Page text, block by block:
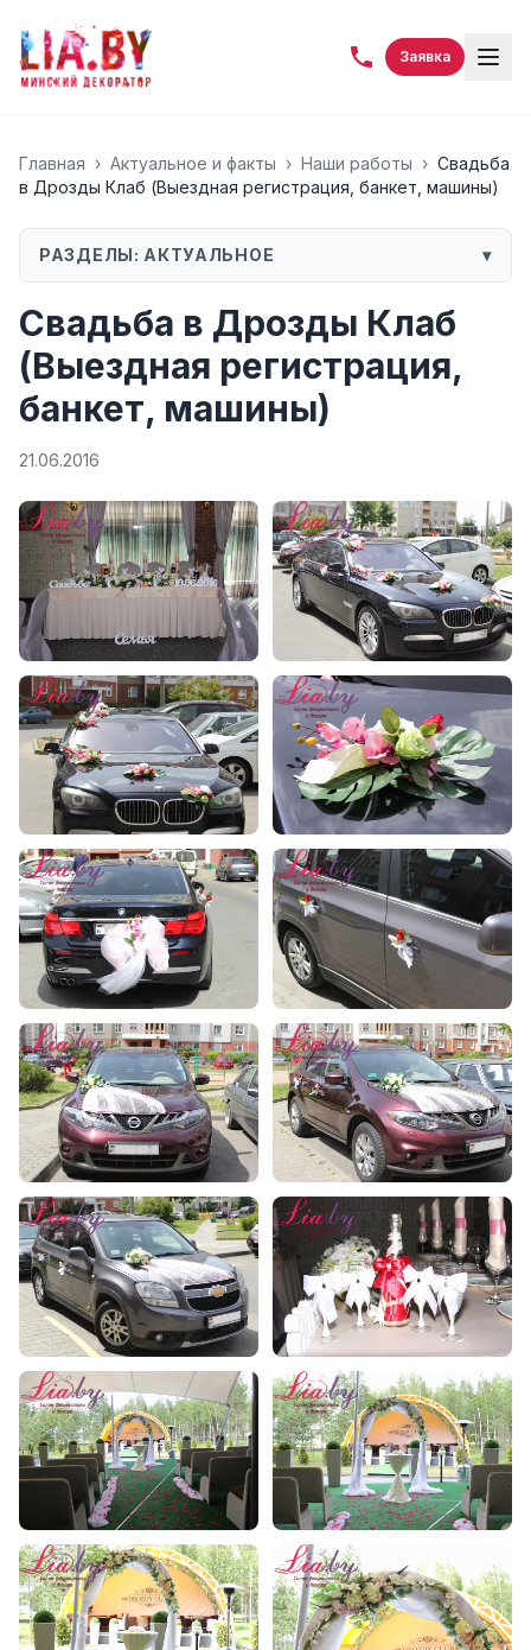
Заявка
Главная › Актуальное и факты › Наши работы › Свадьба
в Дрозды Клаб (Выездная регистрация, банкет, машины)
РАЗДЕЛЫ: АКТУАЛЬНОЕ ▾
Свадьба в Дрозды Клаб
(Выездная регистрация,
банкет, машины)
21.06.2016